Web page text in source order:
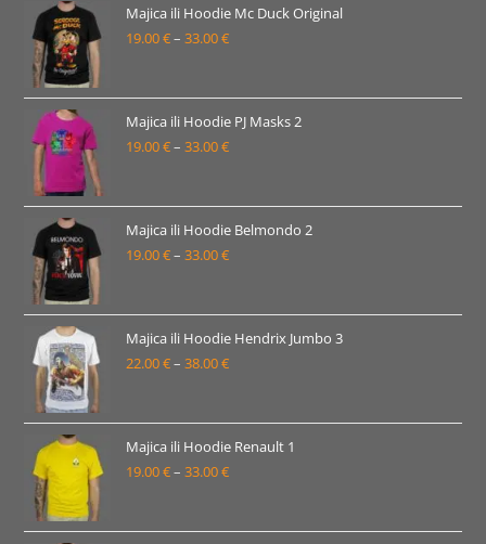
19.00 €
do
Majica ili Hoodie Mc Duck Original
19.00€– 33.00€Raspon
od
19.00 €
do
Majica ili Hoodie PJ Masks 2
19.00€– 33.00€Raspon
od
19.00 €
do
Majica ili Hoodie Belmondo 2
19.00€– 33.00€Raspon
od
19.00 €
do
Majica ili Hoodie Hendrix Jumbo 3
22.00€– 38.00€Raspon
od
22.00 €
do
Majica ili Hoodie Renault 1
19.00€– 33.00€Raspon
od